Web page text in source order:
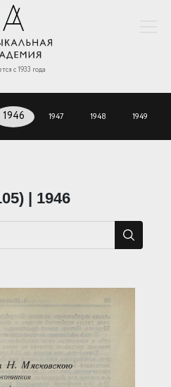
с 1933 года
1946 1947 1948 1949
| 1946